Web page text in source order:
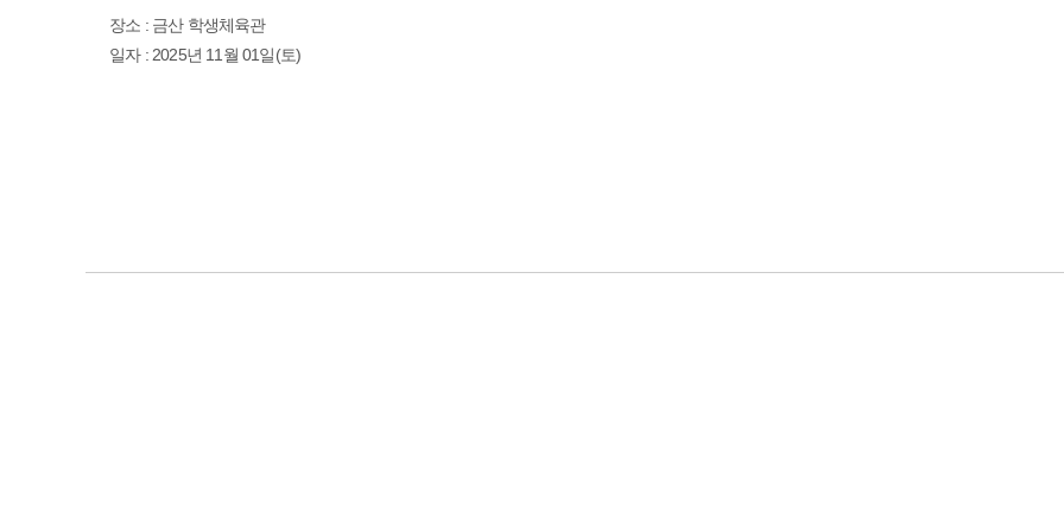
장소 : 금산 학생체육관
일자 : 2025년 11월 01일(토)